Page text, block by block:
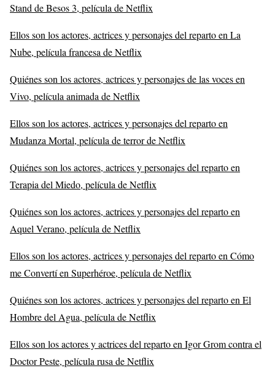
Stand de Besos 3, película de Netflix
Ellos son los actores, actrices y personajes del reparto en La
Nube, película francesa de Netflix
Quiénes son los actores, actrices y personajes de las voces en
Vivo, película animada de Netflix
Ellos son los actores, actrices y personajes del reparto en
Mudanza Mortal, película de terror de Netflix
Quiénes son los actores, actrices y personajes del reparto en
Terapia del Miedo, película de Netflix
Quiénes son los actores, actrices y personajes del reparto en
Aquel Verano, película de Netflix
Ellos son los actores, actrices y personajes del reparto en Cómo
me Convertí en Superhéroe, película de Netflix
Quiénes son los actores, actrices y personajes del reparto en El
Hombre del Agua, película de Netflix
Ellos son los actores y actrices del reparto en Igor Grom contra el
Doctor Peste, película rusa de Netflix